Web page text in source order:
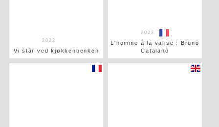
2022
Vi står ved kjøkkenbenken
2023
L'homme à la valise : Bruno
Catalano